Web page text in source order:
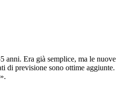
anni. Era già semplice, ma le nuove
di previsione sono ottime aggiunte.